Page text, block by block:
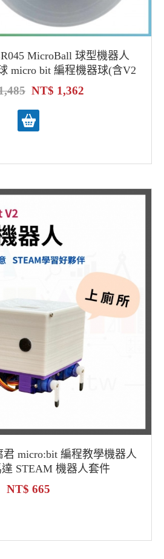
MicroBall 球型機器人
micro bit 編程機器球(含V2
主板)
1,362
君 micro:bit 編程教學機器人
達 STEAM 機器人套件
665